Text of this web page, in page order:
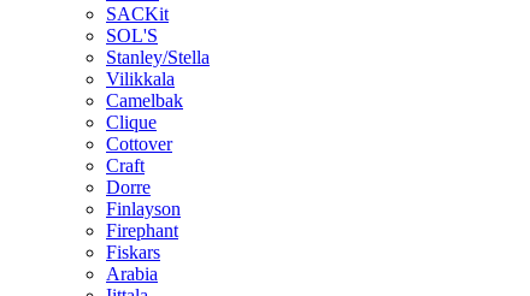
SACKit
SOL'S
Stanley/Stella
Vilikkala
Camelbak
Clique
Cottover
Craft
Dorre
Finlayson
Firephant
Fiskars
Arabia